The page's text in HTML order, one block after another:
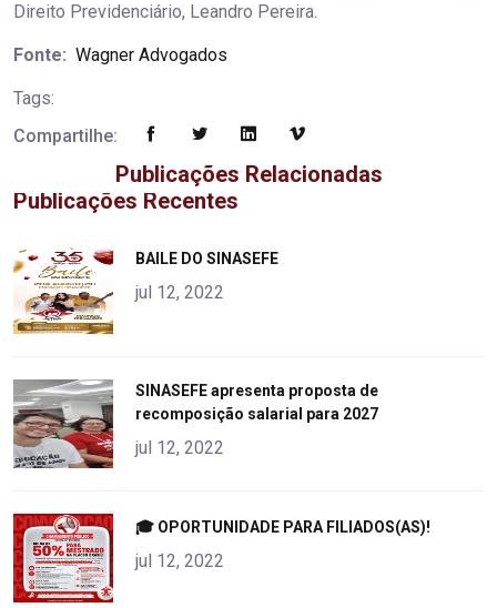
Direito Previdenciário, Leandro Pereira.
Fonte: Wagner Advogados
Tags:
Compartilhe:
Publicações Relacionadas
Publicações Recentes
alt="product">
BAILE DO SINASEFE
jul 12, 2022
alt="product">
SINASEFE apresenta proposta de
recomposição salarial para 2027
jul 12, 2022
alt="product">
🎓 OPORTUNIDADE PARA FILIADOS(AS)!
jul 12, 2022